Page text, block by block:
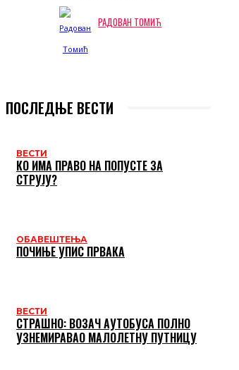
РАДОВАН ТОМИЋ
ПОСЛЕДЊЕ ВЕСТИ
ВЕСТИ
КО ИМА ПРАВО НА ПОПУСТЕ ЗА
СТРУЈУ?
ОБАВЕШТЕЊА
ПОЧИЊЕ УПИС ПРВАКА
ВЕСТИ
СТРАШНО: ВОЗАЧ АУТОБУСА ПОЛНО
УЗНЕМИРАВАО МАЛОЛЕТНУ ПУТНИЦУ